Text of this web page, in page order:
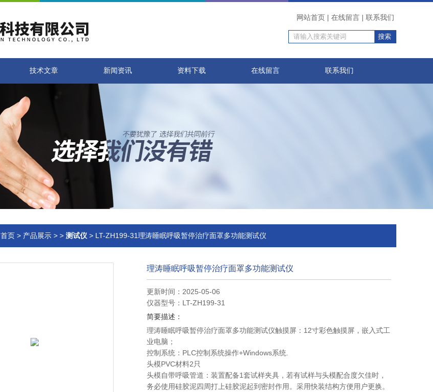
网站首页 | 在线留言 | 联系我们
技术文章 新闻资讯 资料下载 在线留言 联系我们
首页 > 产品展示 > > 测试仪 > LT-ZH199-31理涛睡眠呼吸暂停治疗面罩多功能测试仪
理涛睡眠呼吸暂停治疗面罩多功能测试仪
更新时间：2025-05-06
仪器型号：LT-ZH199-31
简要描述：
理涛睡眠呼吸暂停治疗面罩多功能测试仪触摸屏：12寸彩色触摸屏，嵌入式工
业电脑；
控制系统：PLC控制系统操作+Windows系统.
头模PVC材料2只
头模自带呼吸管道：装置配备1套试样夹具，若有试样与头模配合度欠佳时，
务必使用硅胶泥四周打上硅胶泥起到密封作用。采用快装结构方便用户更换。